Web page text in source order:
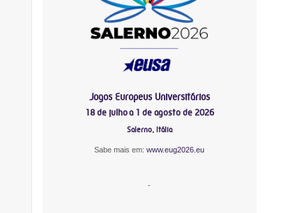
Jogos Europeus Universitários
18 de julho a 1 de agosto de 2026
Salerno, Itália
Sabe mais em:www.eug2026.eu
-